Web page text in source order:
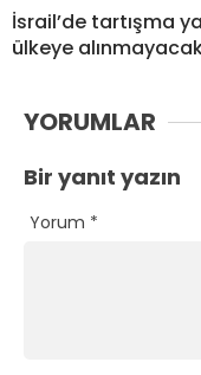
İsrail’de tartışma
ülkeye
YORUMLAR
Bir yanıt yazın
Yorum *